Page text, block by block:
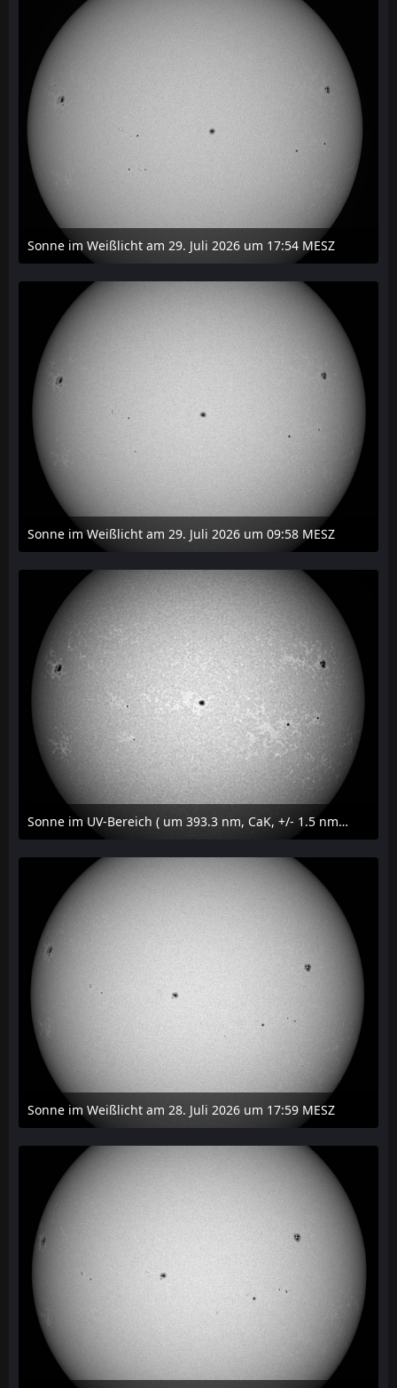
Sonne im Weißlicht am 29. Juli 2026 um 17:54 MESZ
31. Juli 2026 um 20:03
Sonne im Weißlicht am 29. Juli 2026 um 09:58 MESZ
31. Juli 2026 um 20:03
Sonne im UV-Bereich ( um 393.3 nm, CaK, +/- 1.5 nm) am 29. Juli 2026 um 09:50 MESZ
31. Juli 2026 um 20:03
Sonne im Weißlicht am 28. Juli 2026 um 17:59 MESZ
31. Juli 2026 um 20:03